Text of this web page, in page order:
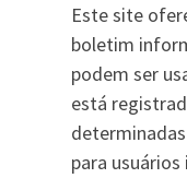
Este site
boletim
podem ser
está
para